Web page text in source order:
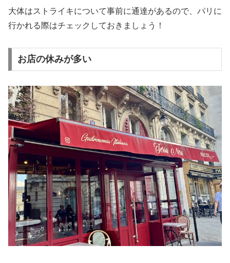
大体はストライキについて事前に通達があるので、パリに
行かれる際はチェックしておきましょう！
お店の休みが多い